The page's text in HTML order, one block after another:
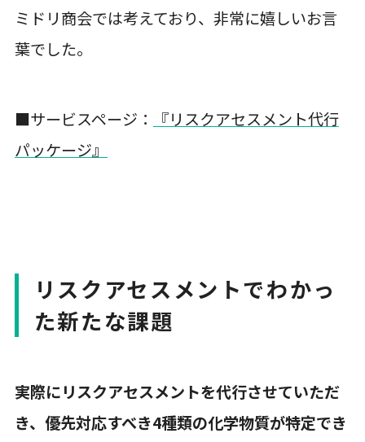
ミドリ商会では考えており、非常に嬉しいお言
葉でした。
■サービスページ：
『リスクアセスメント代行
パッケージ』
リスクアセスメントでわかっ
た新たな課題
実際にリスクアセスメントを代行させていただ
き、優先対応すべき4種類の化学物質が特定でき